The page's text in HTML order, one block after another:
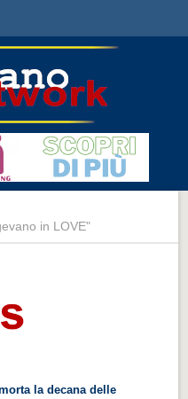
in LOVE"
la decana delle